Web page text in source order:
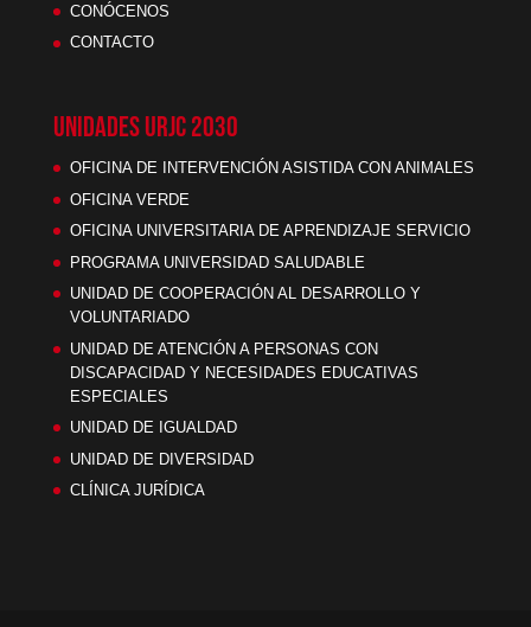
CONÓCENOS
CONTACTO
UNIDADES URJC 2030
OFICINA DE INTERVENCIÓN ASISTIDA CON ANIMALES
OFICINA VERDE
OFICINA UNIVERSITARIA DE APRENDIZAJE SERVICIO
PROGRAMA UNIVERSIDAD SALUDABLE
UNIDAD DE COOPERACIÓN AL DESARROLLO Y
VOLUNTARIADO
UNIDAD DE ATENCIÓN A PERSONAS CON
DISCAPACIDAD Y NECESIDADES EDUCATIVAS
ESPECIALES
UNIDAD DE IGUALDAD
UNIDAD DE DIVERSIDAD
CLÍNICA JURÍDICA